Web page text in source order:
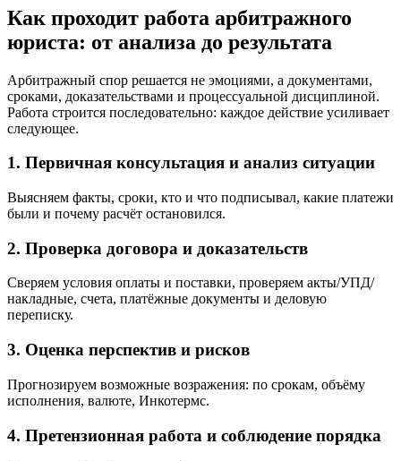
Как проходит работа арбитражного
юриста: от анализа до результата
Арбитражный спор решается не эмоциями, а документами,
сроками, доказательствами и процессуальной дисциплиной.
Работа строится последовательно: каждое действие усиливает
следующее.
1. Первичная консультация и анализ ситуации
Выясняем факты, сроки, кто и что подписывал, какие платежи
были и почему расчёт остановился.
2. Проверка договора и доказательств
Сверяем условия оплаты и поставки, проверяем акты/УПД/
накладные, счета, платёжные документы и деловую
переписку.
3. Оценка перспектив и рисков
Прогнозируем возможные возражения: по срокам, объёму
исполнения, валюте, Инкотермс.
4. Претензионная работа и соблюдение порядка